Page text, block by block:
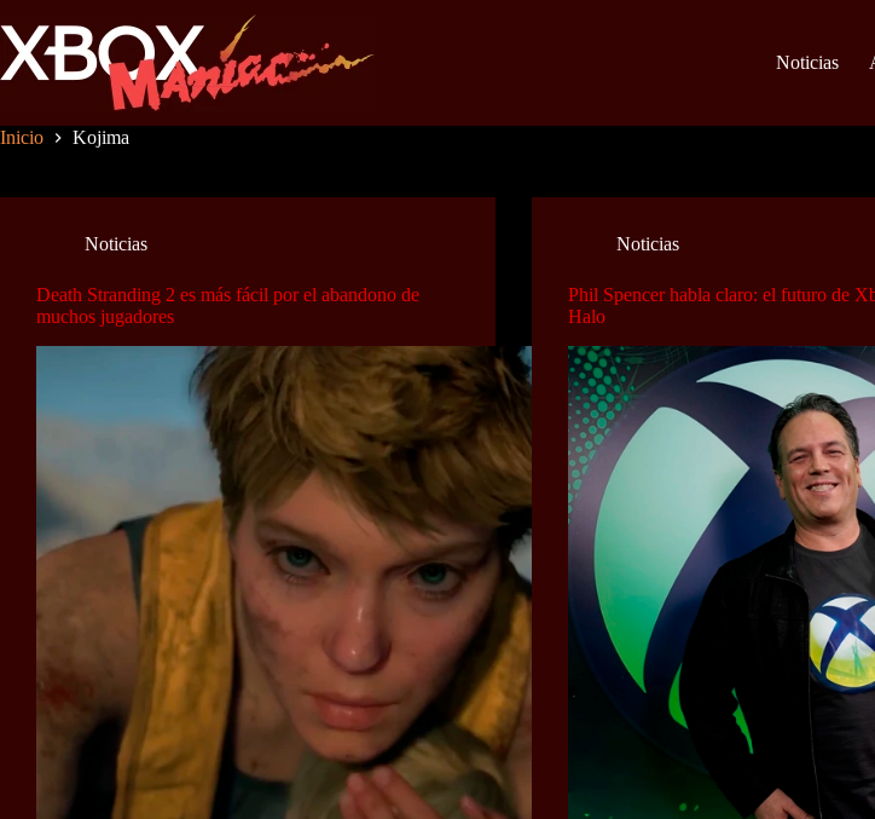
al
contenido
Noticias
Inicio Kojima
Noticias
Death Stranding 2 es más fácil por el abandono de
muchos jugadores
Noticias
Phil Spencer habla claro: el futuro de
Halo